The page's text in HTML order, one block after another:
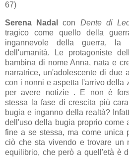
67)
Serena Nadalcon Dente di
tragico come quello della
ingannevole della guerra, la
dell'umanità. Le protagoniste
bambina di nome Anna, nata e
narratrice, un'adolescente di due
con i nonni e aspetta l'arrivo della
per avere notizie . E non è
stessa la fase di crescita più
bugia e inganno della realtà?
dell'uso della bugia proprio come
fine a se stessa, ma come unica
ciò che sta vivendo e trovare un
equilibrio, che però a quell'età è